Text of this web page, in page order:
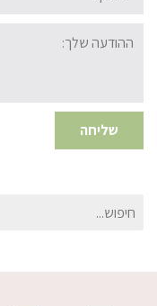
ההודעה
שלך:
שליחה
חיפוש